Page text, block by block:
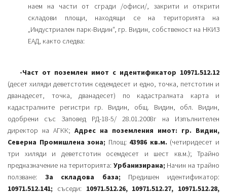
наем на части от сгради /офиси/, закрити и открити
складови площи, находящи се на територията на
„Индустриален парк-Видин“, гр. Видин, собственост на НКИЗ
ЕАД, както следва:
-Част от поземлен имот с идентификатор 10971.512.12
(десет хиляди деветстотин седемдесет и едно, точка, петстотин и
дванадесет, точка, дванадесет) по кадастралната карта и
кадастралните регистри гр. Видин, общ. Видин, обл. Видин,
одобрени със Заповед РД-18-5/ 28.01.2008г на Изпълнителен
директор на АГКК; Адрес на поземления имот: гр. Видин,
Северна Промишлена зона; Площ: 43986 кв.м. (четиридесет и
три хиляди и деветстотин осемдесет и шест кв.м.); Трайно
предназначение на територията: Урбанизирана; Начин на трайно
ползване: За складова база; Предишен идентификатор:
10971.512.141; съседи: 10971.512.26, 10971.512.27, 10971.512.28,